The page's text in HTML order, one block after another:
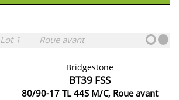
Lot 1 Roue avant
Bridgestone
BT39 FSS
80/90-17 TL 44S M/C, Roue avant